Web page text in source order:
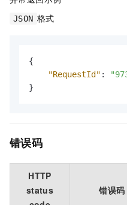
JSON 格式
{
"RequestId" :
}
错误码
HTTP
status
错误码